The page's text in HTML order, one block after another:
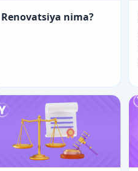
Renovatsiya nima?